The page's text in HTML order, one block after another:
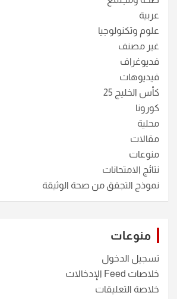
عربية
علوم وتكنولوجيا
غير مصنف
فديوغراف
فيديوهات
كأس الخليج 25
كورونا
محلية
مقالات
منوعات
نتائج الامتحانات
نموذج التجقق من صحة الوثيقة
منوعات
تسجيل الدخول
خلاصات Feed الإدخالات
خلاصة التعليقات